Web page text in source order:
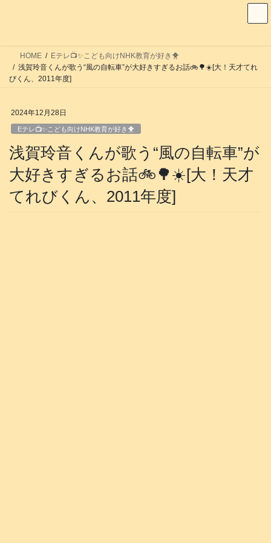
HOME
Eテレ📺️✨こども向けNHK教育が好き🐥
浅賀玲音くんが歌う“風の自転車”が大好きすぎるお話🚲️🌳☀️[大！天才てれ
びくん、2011年度]
2024年12月28日
Eテレ📺️✨こども向けNHK教育が好き🐥
浅賀玲音くんが歌う“風の自転車”が
大好きすぎるお話🚲️🌳☀️[大！天才
てれびくん、2011年度]